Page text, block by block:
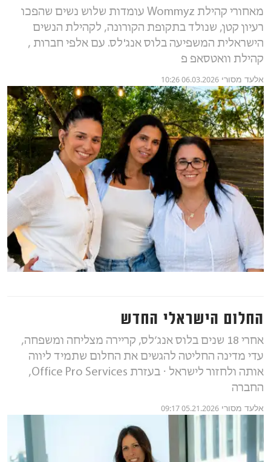
מאחורי קהילת Wommyz עומדות שלוש נשים שהפכו
רעיון קטן, שנולד בתקופת הקורונה, לקהילת הנשים
הישראלית המשפיעה בלוס אנג'לס. עם אלפי חברות ,
קהילת וואטסאפ פ
אלעד מסורי 06.03.2026 10:26
החלום הישראלי החדש
אחרי 18 שנים בלוס אנג׳לס, קריירה מצליחה ומשפחה,
עדי מדינה החליטה להגשים את החלום שתמיד ליווה
אותה ולחזור לישראל ⋅ בעזרת Office Pro Services,
החברה
אלעד מסורי 05.21.2026 09:17